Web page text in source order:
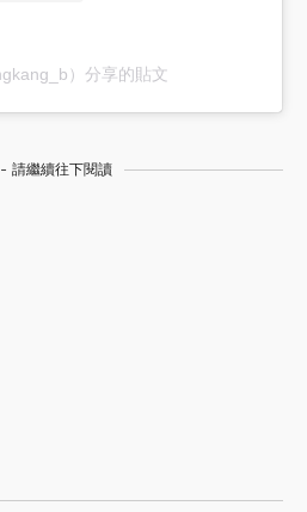
）分享的貼文
請繼續往下閱讀